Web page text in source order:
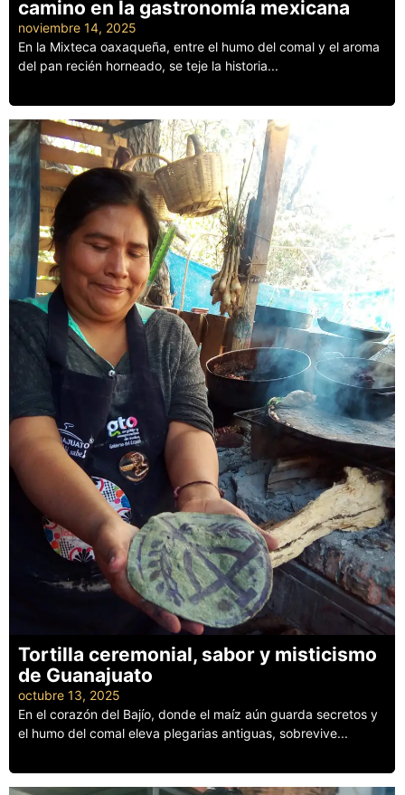
camino en la gastronomía mexicana
noviembre 14, 2025
En la Mixteca oaxaqueña, entre el humo del comal y el aroma
del pan recién horneado, se teje la historia...
Tortilla ceremonial, sabor y misticismo
de Guanajuato
octubre 13, 2025
En el corazón del Bajío, donde el maíz aún guarda secretos y
el humo del comal eleva plegarias antiguas, sobrevive...